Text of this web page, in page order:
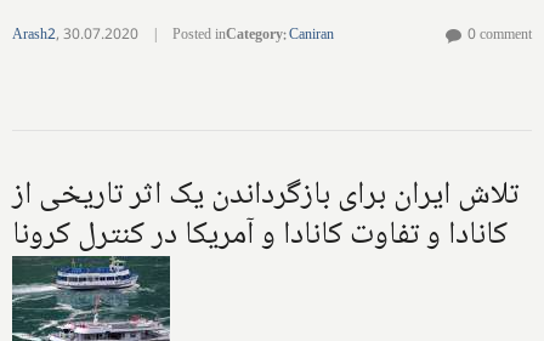
Arash2,30.07.2020 | Posted inCategory:Caniran 0 comment
تلاش ایران برای بازگرداندن یک اثر تاریخی از
کانادا و تفاوت کانادا و آمریکا در کنترل کرونا